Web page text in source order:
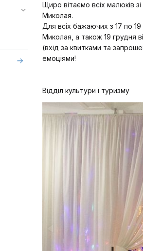
Щиро вітаємо всіх малюків
Миколая.
Для всіх бажаючих з 17 по
Миколая, а також 19 грудня
(вхід за квитками та
емоціями!
Відділ культури і туризму